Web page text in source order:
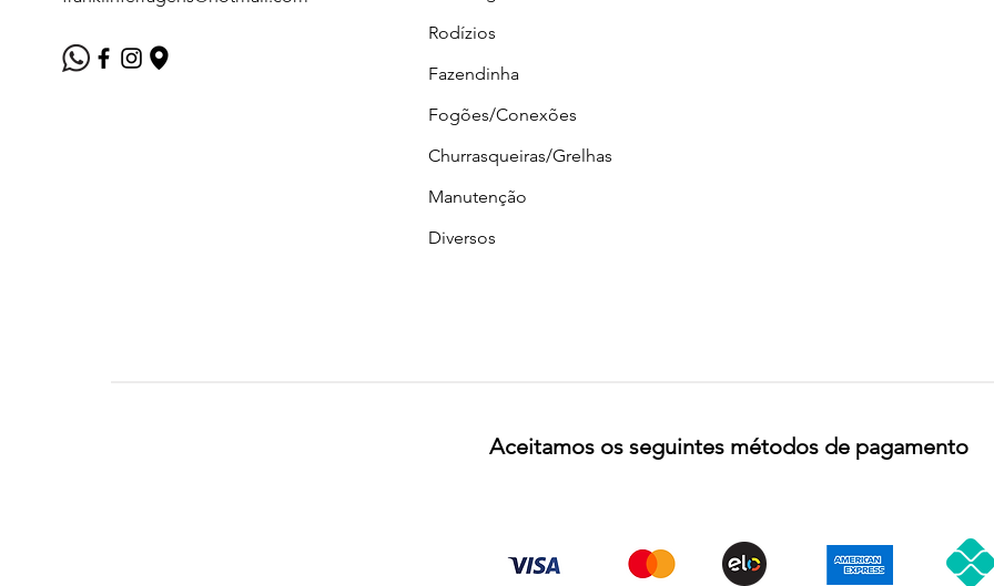
Rodízios
Fazendinha
Fogões/Conexões
Churrasqueiras/Grelhas
Manutenção
Diversos
Aceitamos os seguintes métodos de pagamento